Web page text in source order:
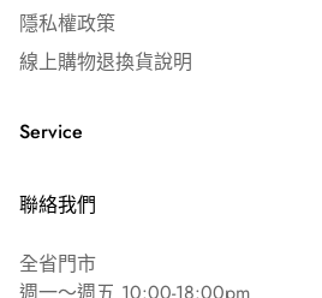
🎈 氣球漂浮條件
乳膠氣球需 10吋（25cm）以上
錫箔氣球基礎造型18吋（45cm）以上
隱私權政策
線上購物退換貨說明
Service
常見問答 ⏐ FAQ's
聯絡我們
全省門市